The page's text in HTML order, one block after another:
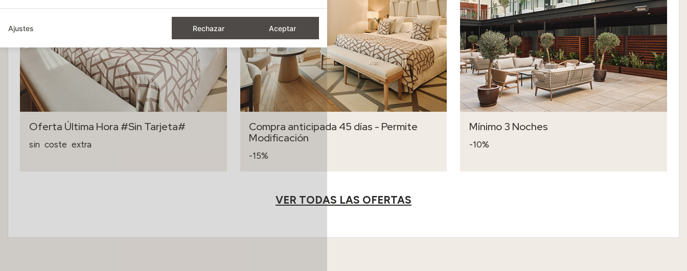
Oferta Última Hora #Sin Tarjeta#
sin coste extra
Compra anticipada 45 días - Permite
Modificación
-15%
Mínimo 3 Noches
-10%
VER TODAS LAS OFERTAS
Ajustes Rechazar Aceptar